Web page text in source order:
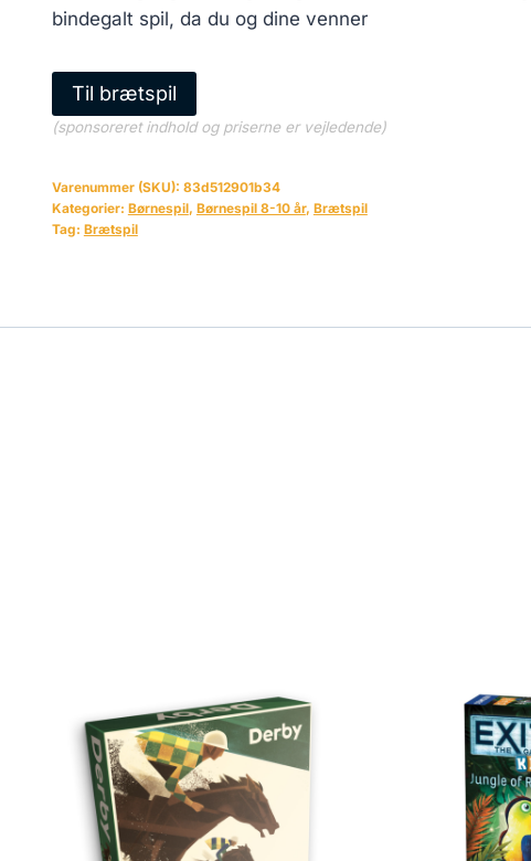
bindegalt spil, da du og dine venner
Til brætspil
(sponsoreret indhold og priserne er vejledende)
Varenummer (SKU): 83d512901b34
Kategorier: Børnespil, Børnespil 8-10 år, Brætspil
Tag: Brætspil